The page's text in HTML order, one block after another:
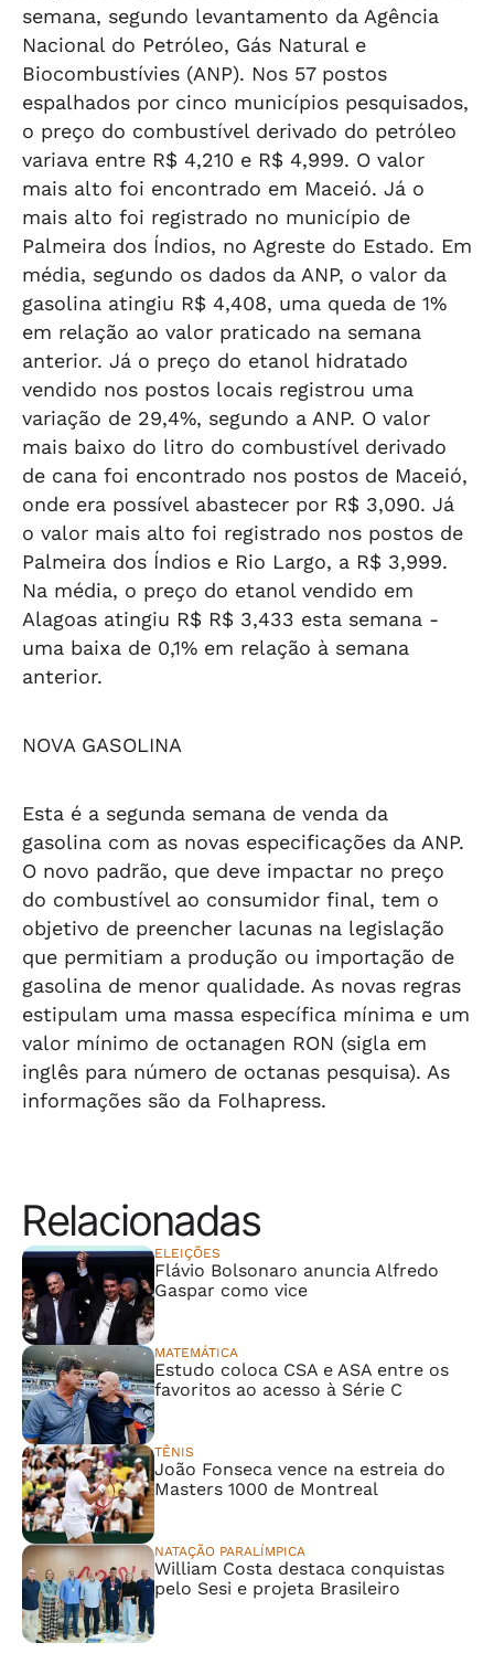
semana, segundo levantamento da Agência
Nacional do Petróleo, Gás Natural e
Biocombustívies (ANP). Nos 57 postos
espalhados por cinco municípios pesquisados,
o preço do combustível derivado do petróleo
variava entre R$ 4,210 e R$ 4,999. O valor
mais alto foi encontrado em Maceió. Já o
mais alto foi registrado no município de
Palmeira dos Índios, no Agreste do Estado. Em
média, segundo os dados da ANP, o valor da
gasolina atingiu R$ 4,408, uma queda de 1%
em relação ao valor praticado na semana
anterior. Já o preço do etanol hidratado
vendido nos postos locais registrou uma
variação de 29,4%, segundo a ANP. O valor
mais baixo do litro do combustível derivado
de cana foi encontrado nos postos de Maceió,
onde era possível abastecer por R$ 3,090. Já
o valor mais alto foi registrado nos postos de
Palmeira dos Índios e Rio Largo, a R$ 3,999.
Na média, o preço do etanol vendido em
Alagoas atingiu R$ R$ 3,433 esta semana -
uma baixa de 0,1% em relação à semana
anterior.
NOVA GASOLINA
Esta é a segunda semana de venda da
gasolina com as novas especificações da ANP.
O novo padrão, que deve impactar no preço
do combustível ao consumidor final, tem o
objetivo de preencher lacunas na legislação
que permitiam a produção ou importação de
gasolina de menor qualidade. As novas regras
estipulam uma massa específica mínima e um
valor mínimo de octanagen RON (sigla em
inglês para número de octanas pesquisa). As
informações são da Folhapress.
Relacionadas
ELEIÇÕES
Flávio Bolsonaro anuncia Alfredo
Gaspar como vice
MATEMÁTICA
Estudo coloca CSA e ASA entre os
favoritos ao acesso à Série C
TÊNIS
João Fonseca vence na estreia do
Masters 1000 de Montreal
NATAÇÃO PARALÍMPICA
William Costa destaca conquistas
pelo Sesi e projeta Brasileiro